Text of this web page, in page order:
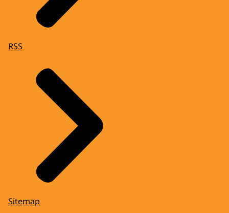
RSS
Sitemap